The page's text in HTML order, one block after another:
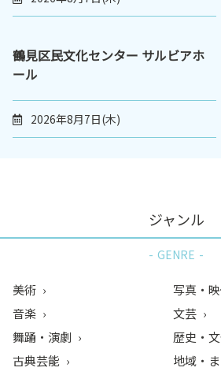
鶴見区民文化センター サルビアホ
ール
2026年8月7日(木)
ジャンル
GENRE
美術
音楽
舞踊・演劇
古典芸能
写真・
文芸
歴史・
地域・